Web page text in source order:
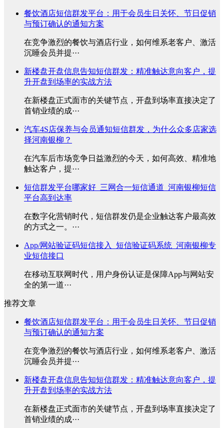
餐饮酒店短信群发平台：用于会员生日关怀、节日促销
与预订确认的通知方案
在竞争激烈的餐饮与酒店行业，如何维系老客户、激活
沉睡会员并提···
新楼盘开盘信息告知短信群发：精准触达意向客户，提
升开盘到场率的实战方法
在新楼盘正式面市的关键节点，开盘到场率直接决定了
首销业绩的成···
汽车4S店保养与会员通知短信群发，为什么众多店家选
择河南银柳？
在汽车后市场竞争日益激烈的今天，如何高效、精准地
触达客户，提···
短信群发平台哪家好_三网合一短信通道_河南银柳短信
平台高到达率
在数字化营销时代，短信群发仍是企业触达客户最高效
的方式之一。···
App/网站验证码短信接入_短信验证码系统_河南银柳专
业短信接口
在移动互联网时代，用户身份认证是保障App与网站安
全的第一道···
推荐文章
餐饮酒店短信群发平台：用于会员生日关怀、节日促销
与预订确认的通知方案
在竞争激烈的餐饮与酒店行业，如何维系老客户、激活
沉睡会员并提···
新楼盘开盘信息告知短信群发：精准触达意向客户，提
升开盘到场率的实战方法
在新楼盘正式面市的关键节点，开盘到场率直接决定了
首销业绩的成···